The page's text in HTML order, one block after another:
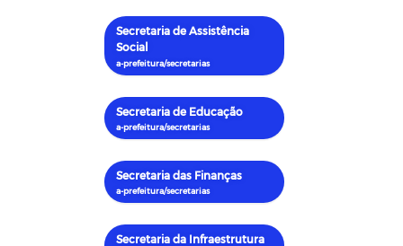
Secretaria de Assistência
Social
Secretaria de Educação
Secretaria das Finanças
Secretaria da Infraestrutura